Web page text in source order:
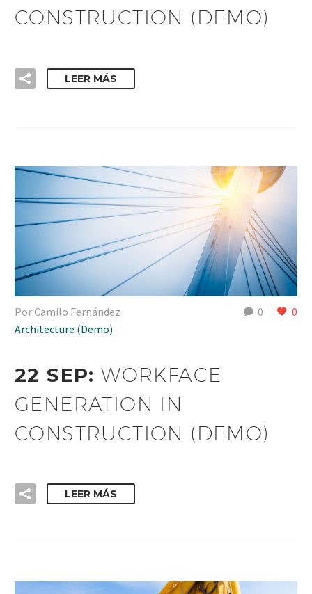
CONSTRUCTION (DEMO)
LEER MÁS
0 0
Por Camilo Fernández
Architecture (Demo)
22 SEP:WORKFACE
GENERATION IN
CONSTRUCTION (DEMO)
LEER MÁS